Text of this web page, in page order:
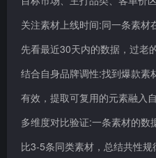
关注素材上线时间:同一条素
先看最近30天内的数据，过老
结合自身品牌调性:找到爆款素
有效，提取可复用的元素融入
多维度对比验证:一条素材的
比3-5条同类素材，总结共性